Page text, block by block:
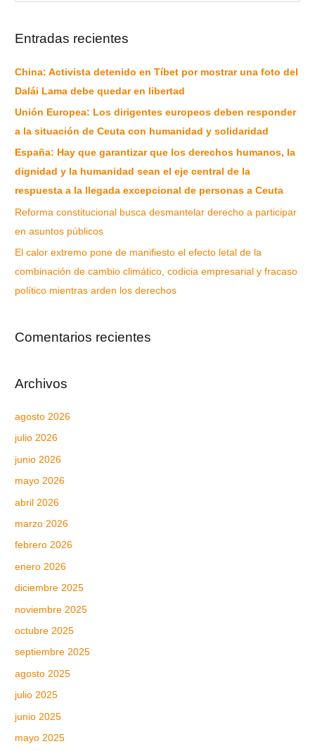
Entradas recientes
China: Activista detenido en Tíbet por mostrar una foto del
Dalái Lama debe quedar en libertad
Unión Europea: Los dirigentes europeos deben responder
a la situación de Ceuta con humanidad y solidaridad
España: Hay que garantizar que los derechos humanos, la
dignidad y la humanidad sean el eje central de la
respuesta a la llegada excepcional de personas a Ceuta
Reforma constitucional busca desmantelar derecho a participar
en asuntos públicos
El calor extremo pone de manifiesto el efecto letal de la
combinación de cambio climático, codicia empresarial y fracaso
político mientras arden los derechos
Comentarios recientes
Archivos
agosto 2026
julio 2026
junio 2026
mayo 2026
abril 2026
marzo 2026
febrero 2026
enero 2026
diciembre 2025
noviembre 2025
octubre 2025
septiembre 2025
agosto 2025
julio 2025
junio 2025
mayo 2025